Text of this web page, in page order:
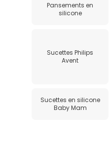
Pansements en
silicone
Sucettes Philips
Avent
Sucettes en silicone
Baby Mam